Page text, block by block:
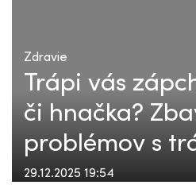
Zdravie
Trápi vás
či hnačka?
problémov s
29.12.2025 19:54